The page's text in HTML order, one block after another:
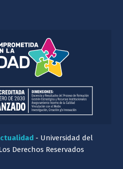
- Universidad del
Derechos Reservados